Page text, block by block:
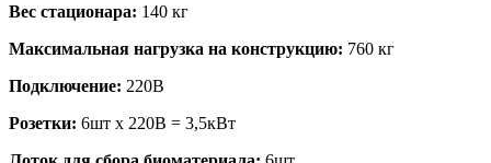
Вес стационара: 140 кг
Максимальная нагрузка на конструкцию: 760 кг
Подключение: 220В
Розетки: 6шт х 220В = 3,5кВт